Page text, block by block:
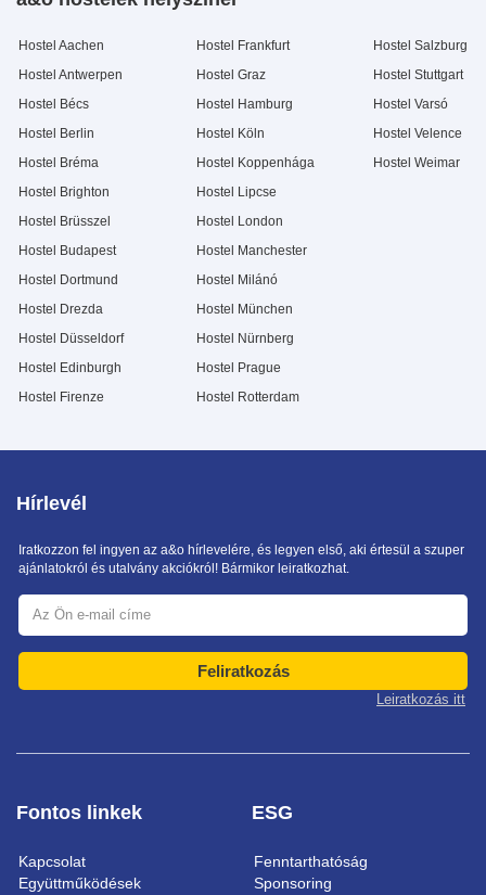
Hostel Aachen
Hostel Antwerpen
Hostel Bécs
Hostel Berlin
Hostel Bréma
Hostel Brighton
Hostel Brüsszel
Hostel Budapest
Hostel Dortmund
Hostel Drezda
Hostel Düsseldorf
Hostel Edinburgh
Hostel Firenze
Hostel Frankfurt
Hostel Graz
Hostel Hamburg
Hostel Köln
Hostel Koppenhága
Hostel Lipcse
Hostel London
Hostel Manchester
Hostel Milánó
Hostel München
Hostel Nürnberg
Hostel Prague
Hostel Rotterdam
Hostel Salzburg
Hostel Stuttgart
Hostel Varsó
Hostel Velence
Hostel Weimar
Fontos linkek
Kapcsolat
Együttműködések
ESG
Fenntarthatóság
Sponsoring
Hírlevél
Iratkozzon fel ingyen az a&o hírlevelére, és legyen első, aki értesül a szuper
ajánlatokról és utalvány akciókról! Bármikor leiratkozhat.
Feliratkozás
Leiratkozás itt